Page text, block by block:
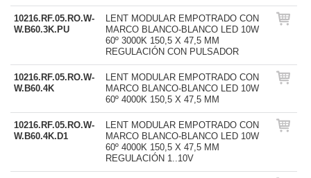
10216.RF.05.RO.W-
W.B60.3K.PU
LENT MODULAR EMPOTRADO CON
MARCO BLANCO-BLANCO LED 10W
60º 3000K 150,5 X 47,5 MM
REGULACIÓN CON PULSADOR
10216.RF.05.RO.W-
W.B60.4K
LENT MODULAR EMPOTRADO CON
MARCO BLANCO-BLANCO LED 10W
60º 4000K 150,5 X 47,5 MM
10216.RF.05.RO.W-
W.B60.4K.D1
LENT MODULAR EMPOTRADO CON
MARCO BLANCO-BLANCO LED 10W
60º 4000K 150,5 X 47,5 MM
REGULACIÓN 1..10V